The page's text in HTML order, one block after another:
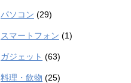
パソコン (29)
スマートフォン (1)
ガジェット (63)
料理・飲物 (25)